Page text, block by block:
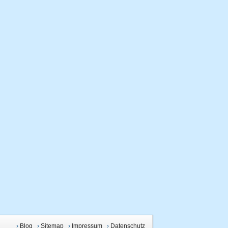
› Blog › Sitemap › Impressum › Datenschutz